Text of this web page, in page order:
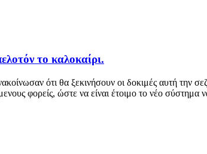
το καλοκαίρι.
ότι θα ξεκινήσουν οι δοκιμές αυτή την
φορείς, ώστε να είναι έτοιμο το νέο σύστημα